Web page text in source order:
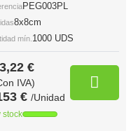
PEG003PL
8x8cm
mín. 1000 UDS
€
IVA)
€ /Unidad
stock